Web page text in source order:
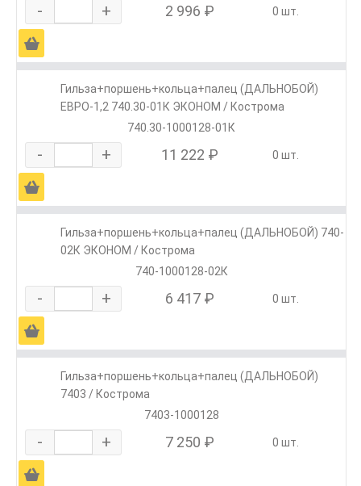
- + 2 996 ₽ 0 шт.
Ä
Гильза+поршень+кольца+палец (ДАЛЬНОБОЙ)
ЕВРО-1,2 740.30-01К ЭКОНОМ / Кострома
740.30-1000128-01К
- + 11 222 ₽ 0 шт.
Ä
Гильза+поршень+кольца+палец (ДАЛЬНОБОЙ) 740-
02К ЭКОНОМ / Кострома
740-1000128-02К
- + 6 417 ₽ 0 шт.
Ä
Гильза+поршень+кольца+палец (ДАЛЬНОБОЙ)
7403 / Кострома
7403-1000128
- + 7 250 ₽ 0 шт.
Ä